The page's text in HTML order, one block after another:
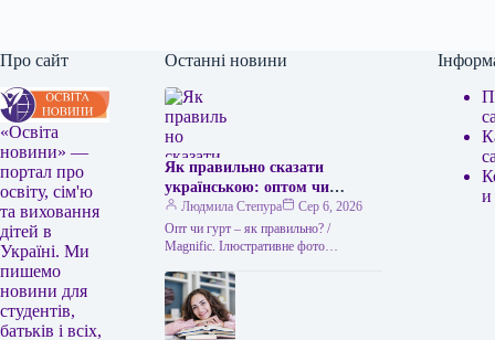
Про сайт
«Освіта
новини» —
портал про
освіту, сім'ю
та виховання
дітей в
Україні. Ми
пишемо
новини для
студентів,
батьків і всіх,
Останні новини
Як правильно сказати
українською: оптом чи
гуртом
Людмила Степура
Сер 6, 2026
Опт чи гурт – як правильно? /
Мagnific. Ілюстративне фото
часто пропонує два рівнозначні слова,
…
и